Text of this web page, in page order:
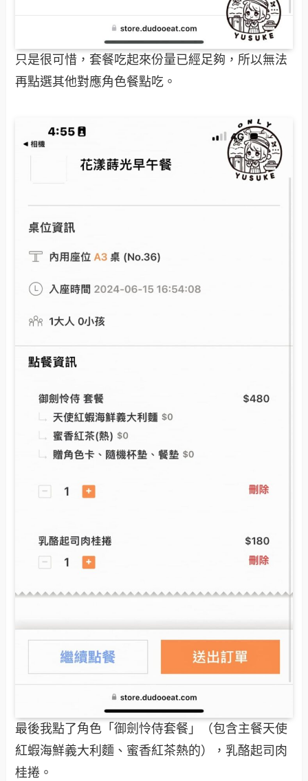
只是很可惜，套餐吃起來份量已經足夠，所以無法
再點選其他對應角色餐點吃。
最後我點了角色「御劍怜侍套餐」（包含主餐天使
紅蝦海鮮義大利麵、蜜香紅茶熱的），乳酪起司肉
桂捲。